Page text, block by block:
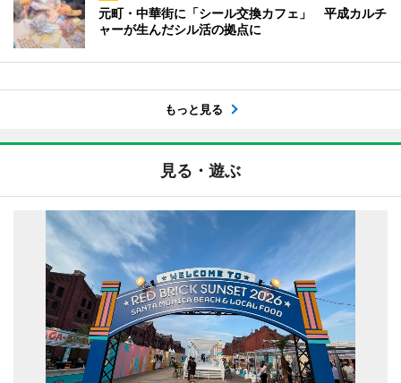
元町・中華街に「シール交換カフェ」 平成カルチ
ャーが生んだシル活の拠点に
もっと見る
見る・遊ぶ